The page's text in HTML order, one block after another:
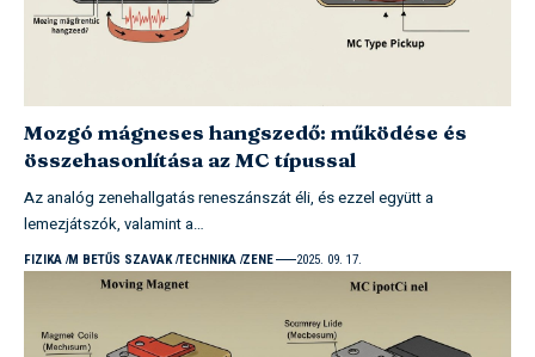
Mozgó mágneses hangszedő: működése és
összehasonlítása az MC típussal
Az analóg zenehallgatás reneszánszát éli, és ezzel együtt a
lemezjátszók, valamint a…
FIZIKA M BETŰS SZAVAK TECHNIKA ZENE 2025. 09. 17.